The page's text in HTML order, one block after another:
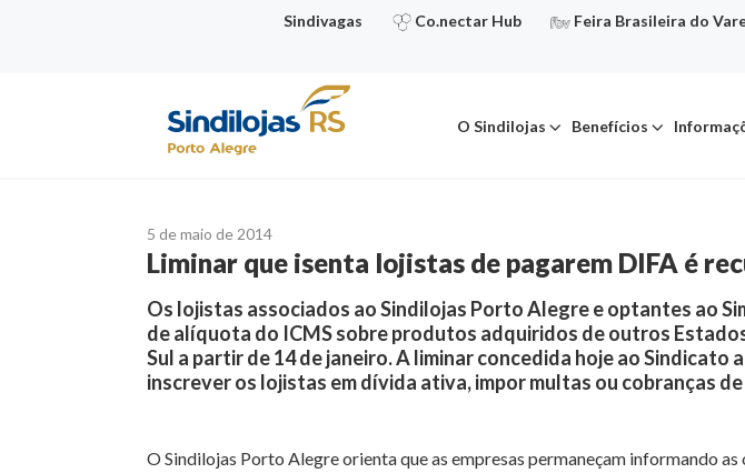
Sindivagas Co.nectar Hub Feira Brasileira do
O Sindilojas Benefícios
5 de maio de 2014
Liminar que isenta lojistas de pagarem DIFA é
Os lojistas associados ao Sindilojas Porto Alegre e optantes ao
de alíquota do ICMS sobre produtos adquiridos de outros
Sul a partir de 14 de janeiro. A liminar concedida hoje ao
inscrever os lojistas em dívida ativa, impor multas ou cobranças
O Sindilojas Porto Alegre orienta que as empresas permaneçam informando